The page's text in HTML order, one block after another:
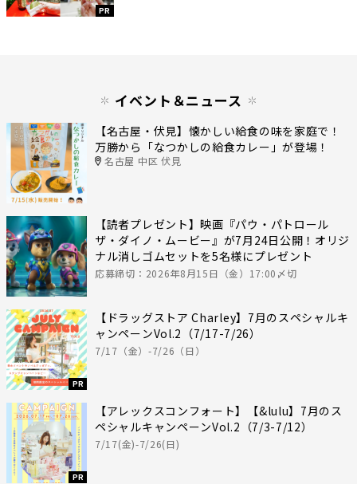
PR
イベント＆ニュース
【名古屋・伏見】懐かしい給食の味を家庭で！
万勝から「なつかしの給食カレー」が登場！
名古屋 中区 伏見
【読者プレゼント】映画『パウ・パトロール
ザ・ダイノ・ムービー』が7月24日公開！オリジ
ナル消しゴムセットを5名様にプレゼント
応募締切：2026年8月15日（金）17:00〆切
PR
【ドラッグストア Charley】7月のスペシャルキ
ャンペーンVol.2（7/17-7/26）
7/17（金）-7/26（日）
PR
【アレックスコンフォート】【&lulu】7月のス
ペシャルキャンペーンVol.2（7/3-7/12）
7/17(金)-7/26(日)